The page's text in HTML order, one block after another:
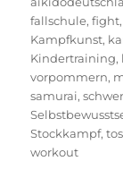
fallschule,fight
Kampfkunst,
Kindertraining,
vorpommern,
samurai,
Stockkampf,
workout